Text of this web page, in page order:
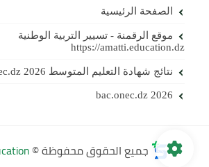
الصفحة الرئيسية
موقع الرقمنة - تسيير التربية الوطنية
https://amatti.education.dz
نتائج شهادة التعليم المتوسط 2026 bem.onec.dz
bac.onec.dz 2026
جميع الحقوق محفوظة ©